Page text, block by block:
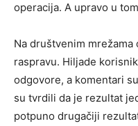
operacija. A upravo u
Na društvenim mrežama
raspravu. Hiljade
odgovore, a komentari
su tvrdili da je rezultat
potpuno drugačiji